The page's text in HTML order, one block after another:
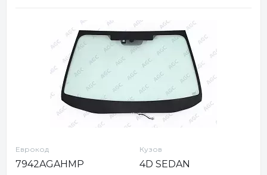
Еврокод
7942AGAHMP
Кузов
4D SEDAN